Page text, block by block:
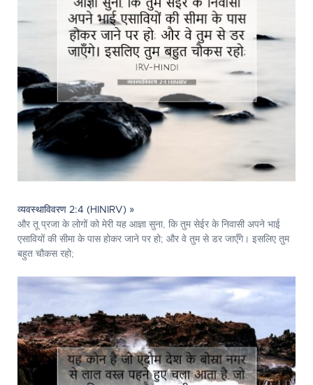
व्यवस्थाविवरण 2:4 (HINIRV) »
और तू प्रजा के लोगों को मेरी यह आज्ञा सुना, कि तुम सेईर के निवासी अपने भाई
एसावियों की सीमा के पास होकर जाने पर हो; और वे तुम से डर जाएँगे। इसलिए तुम
बहुत चौकस रहो;